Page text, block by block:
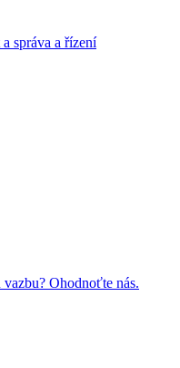
správa a řízení
Ohodnoťte nás.